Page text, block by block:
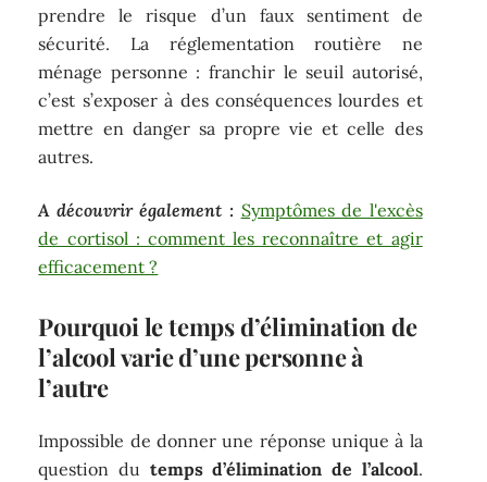
prendre le risque d’un faux sentiment de
sécurité. La réglementation routière ne
ménage personne : franchir le seuil autorisé,
c’est s’exposer à des conséquences lourdes et
mettre en danger sa propre vie et celle des
autres.
A découvrir également : Symptômes de l'excès
de cortisol : comment les reconnaître et agir
efficacement ?
Pourquoi le temps d’élimination de
l’alcool varie d’une personne à
l’autre
Impossible de donner une réponse unique à la
question du temps d’élimination de l’alcool.